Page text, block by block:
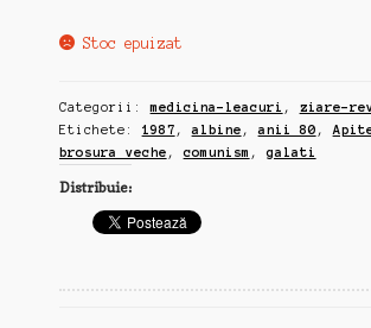
Stoc epuizat
Categorii:medicina-leacuri , ziare-
Etichete: 1987 ,albine ,anii 80 ,
brosura veche ,comunism ,galati
Distribuie: